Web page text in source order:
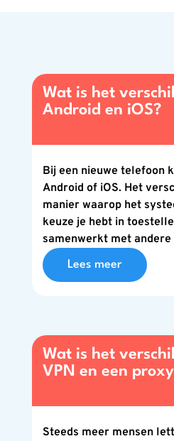
Wat is het
Android en iOS?
Bij een nieuwe telefoon
Android of iOS. Het
manier waarop het
keuze je hebt in
samenwerkt met andere
Lees meer
Wat is het
VPN en een
Steeds meer mensen